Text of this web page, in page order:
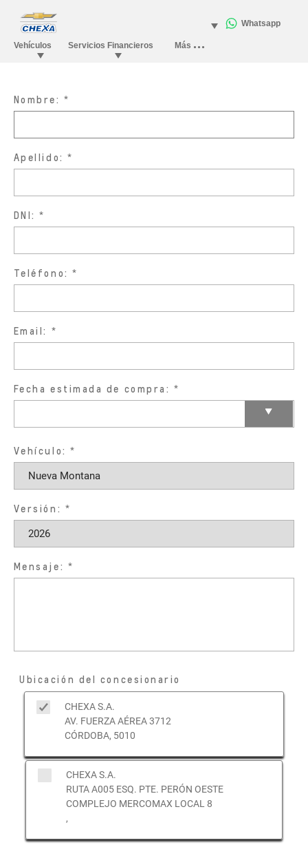
Nombre:
Apellido:
DNI:
Teléfono:
Email:
Fecha estimada de compra:
Vehículo:
Versión:
Mensaje:
Ubicación del concesionario
CHEXA S.A.
AV. FUERZA AÉREA 3712
CÓRDOBA, 5010
CHEXA S.A.
RUTA A005 ESQ. PTE. PERÓN OESTE
COMPLEJO MERCOMAX LOCAL 8
,